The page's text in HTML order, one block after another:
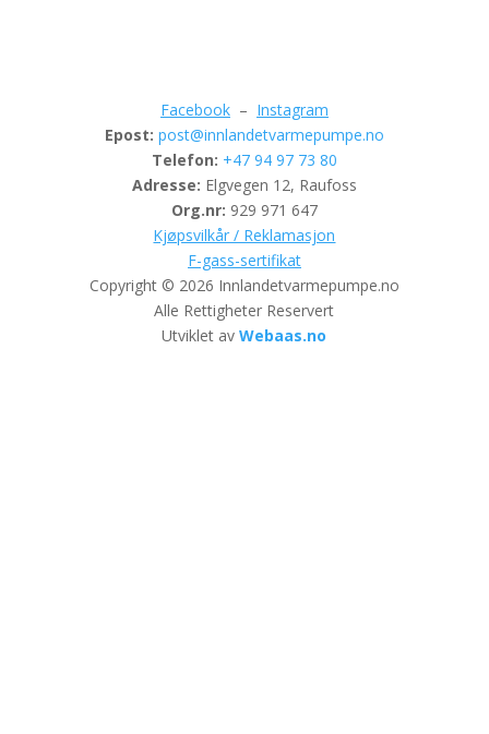
Facebook– Instagram
Epost: post@innlandetvarmepumpe.no
Telefon: +47 94 97 73 80
Adresse: Elgvegen 12, Raufoss
Org.nr: 929 971 647
Kjøpsvilkår / Reklamasjon
F-gass-sertifikat
Copyright © 2026 Innlandetvarmepumpe.no
Alle Rettigheter Reservert
Utviklet avWebaas.no